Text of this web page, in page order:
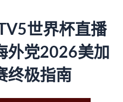
世界杯直播
外党2026美加
终极指南